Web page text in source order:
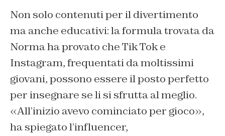
Non solo contenuti per il divertimento
ma anche educativi: la formula trovata da
Norma ha provato che Tik Tok e
Instagram, frequentati da moltissimi
giovani, possono essere il posto perfetto
per insegnare se li si sfrutta al meglio.
«All’inizio avevo cominciato per gioco»,
ha spiegato l’influencer,